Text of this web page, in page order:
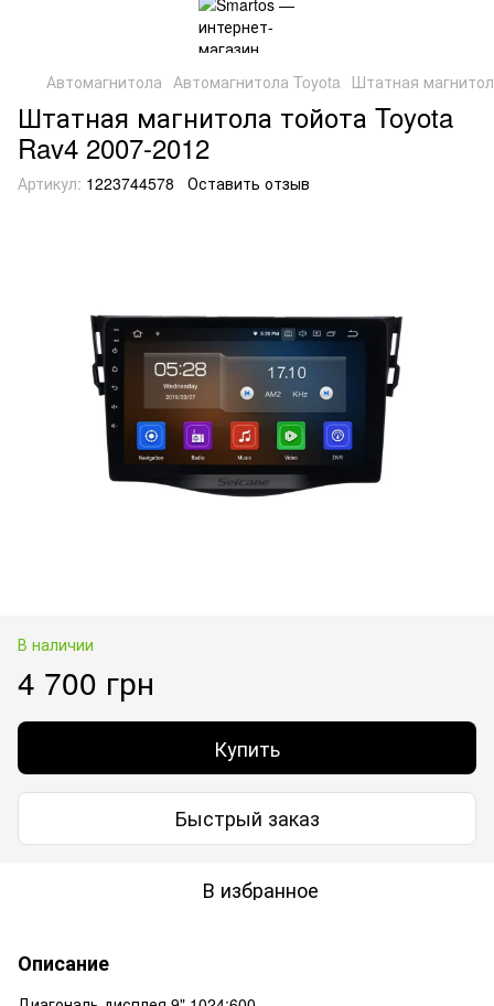
Автомагнитола Автомагнитола Toyota Штатная
Штатная магнитола тойота Toyota
Rav4 2007-2012
Артикул: 1223744578 Оставить отзыв
В наличии
4 700 грн
Купить
Быстрый заказ
В избранное
Описание